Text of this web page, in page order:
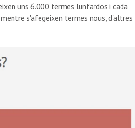
uns 6.000 termes lunfardos i cada
s'afegeixen termes nous, d'altres